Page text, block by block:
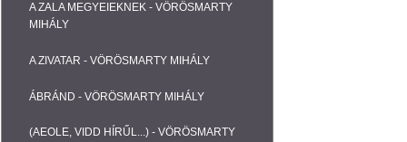
A ZALA MEGYEIEKNEK - VÖRÖSMARTY
MIHÁLY
A ZIVATAR - VÖRÖSMARTY MIHÁLY
ÁBRÁND - VÖRÖSMARTY MIHÁLY
(AEOLE, VIDD HÍRŰL...) - VÖRÖSMARTY